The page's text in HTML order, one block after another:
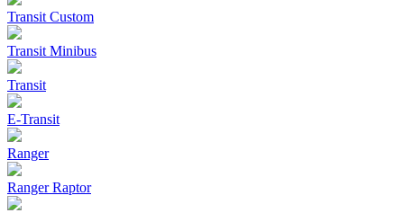
Transit Custom
Transit Minibus
Transit
E-Transit
Ranger
Ranger Raptor